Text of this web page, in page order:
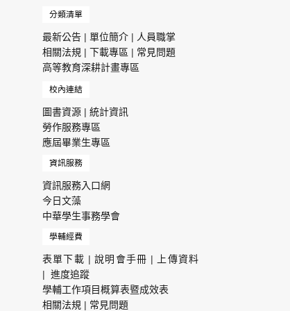
分類清單
最新公告 | 單位簡介 | 人員職掌
相關法規 | 下載專區 | 常見問題
高等教育深耕計畫專區
校內連結
圖書資源 | 統計資訊
勞作服務專區
應屆畢業生專區
資訊服務
資訊服務入口網
今日文藻
中華學生事務學會
學輔經費
表單下載 |說明會手冊 |
上傳資料
| 進度追蹤
學輔工作項目概算表暨成效表
相關法規 | 常見問題